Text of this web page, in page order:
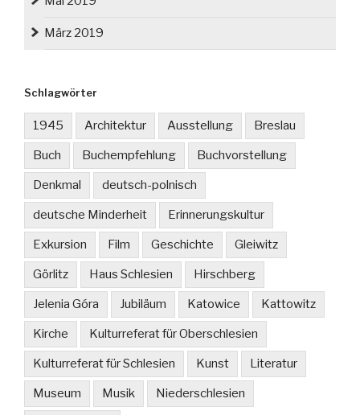
März 2019
Schlagwörter
1945 Architektur Ausstellung Breslau
Buch Buchempfehlung Buchvorstellung
Denkmal deutsch-polnisch
deutsche Minderheit Erinnerungskultur
Exkursion Film Geschichte Gleiwitz
Görlitz Haus Schlesien Hirschberg
Jelenia Góra Jubiläum Katowice Kattowitz
Kirche Kulturreferat für Oberschlesien
Kulturreferat für Schlesien Kunst Literatur
Museum Musik Niederschlesien